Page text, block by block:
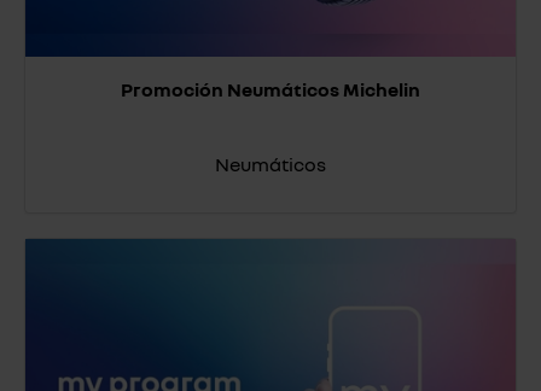
Promoción Neumáticos Michelin
Neumáticos